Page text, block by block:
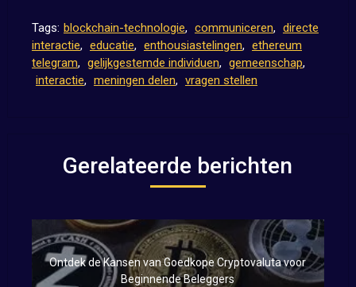
Tags: blockchain-technologie, communiceren, directe
interactie, educatie, enthousiastelingen, ethereum
telegram, gelijkgestemde individuen, gemeenschap,
interactie, meningen delen, vragen stellen
Gerelateerde berichten
Ontdek de Kansen van Goedkope Cryptovaluta voor
Beginnende Beleggers